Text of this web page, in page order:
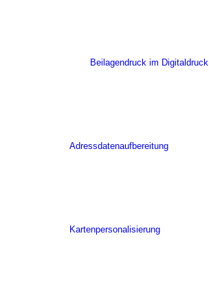
Beilagendruck im Digitaldruck
Adressdatenaufbereitung
Kartenpersonalisierung